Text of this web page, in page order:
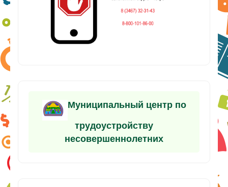
Муниципальный центр по
трудоустройству
несовершеннолетних